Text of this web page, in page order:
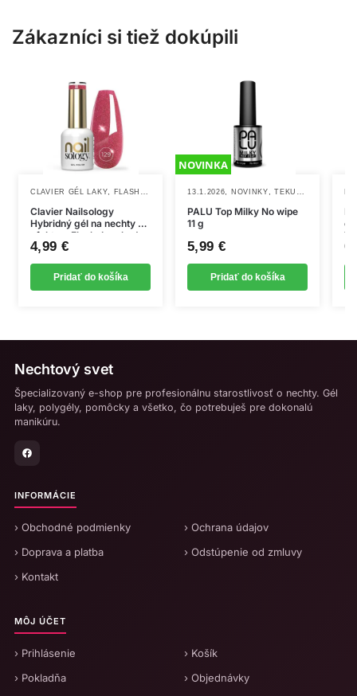
Zákazníci si tiež dokúpili
CLAVIER GÉL LAKY, FLASH GÉL LAKY ,NOVINKY
Clavier Nailsology
Hybridný gél na nechty s
efektom Flash, Lambada
Pink 129, 8 ml
4,99 €
Pridať do košíka
NOVINKA
13.1.2026, NOVINKY ,TEKUTÉ PRÍPRAVKY
PALU Top Milky No wipe
11 g
5,99 €
Pridať do košíka
Nechtový svet
Špecializovaný e-shop pre profesionálnu starostlivosť o nechty. Gél
laky, polygély, pomôcky a všetko, čo potrebuješ pre dokonalú
manikúru.
INFORMÁCIE
› Obchodné podmienky
› Ochrana údajov
› Doprava a platba
› Odstúpenie od zmluvy
› Kontakt
MÔJ ÚČET
› Prihlásenie
› Košík
› Pokladňa
› Objednávky